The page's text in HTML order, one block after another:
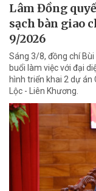
Lâm Đồng
sạch bàn giao
9/2026
Sáng 3/8, đồng chí
buổi làm việc với đại
hình triển khai 2 dự án
Lộc - Liên Khương.